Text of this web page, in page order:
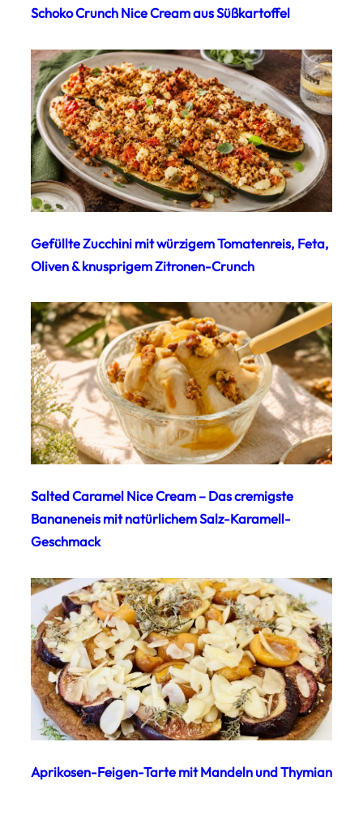
Schoko Crunch Nice Cream aus Süßkartoffel
Gefüllte Zucchini mit würzigem Tomatenreis, Feta,
Oliven & knusprigem Zitronen-Crunch
Salted Caramel Nice Cream – Das cremigste
Bananeneis mit natürlichem Salz-Karamell-
Geschmack
Aprikosen-Feigen-Tarte mit Mandeln und Thymian